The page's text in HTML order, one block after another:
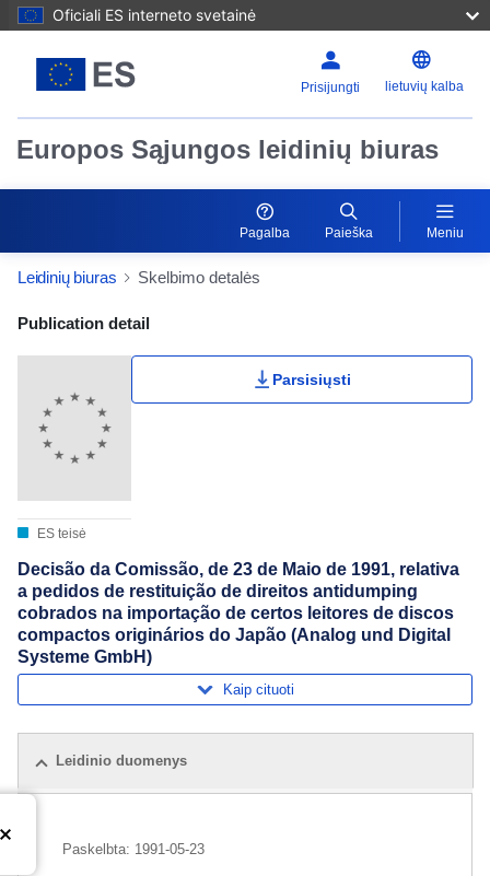
Oficiali ES interneto svetainė
Prisijungti lietuvių kalba
Europos Sąjungos leidinių biuras
Pagalba Paieška Meniu
Leidinių biuras Skelbimo detalės
Publication Detail Actions Portlet
Publication detail
ES teisė
Parsisiųsti
Decisão da Comissão, de 23 de Maio de 1991, relativa
a pedidos de restituição de direitos antidumping
cobrados na importação de certos leitores de discos
compactos originários do Japão (Analog und Digital
Systeme GmbH)
Kaip cituoti
Leidinio duomenys
Paskelbta: 1991-05-23